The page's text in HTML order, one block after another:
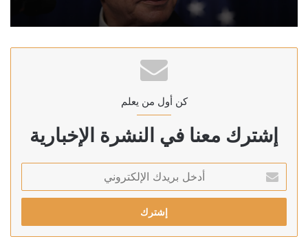
كن أول من يعلم
إشترك معنا في النشرة الإخبارية
بريدك
الإلكتروني